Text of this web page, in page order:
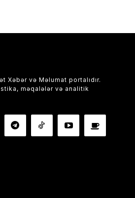
Xəbər və Məlumat portalıdır.
məqalələr və analitik